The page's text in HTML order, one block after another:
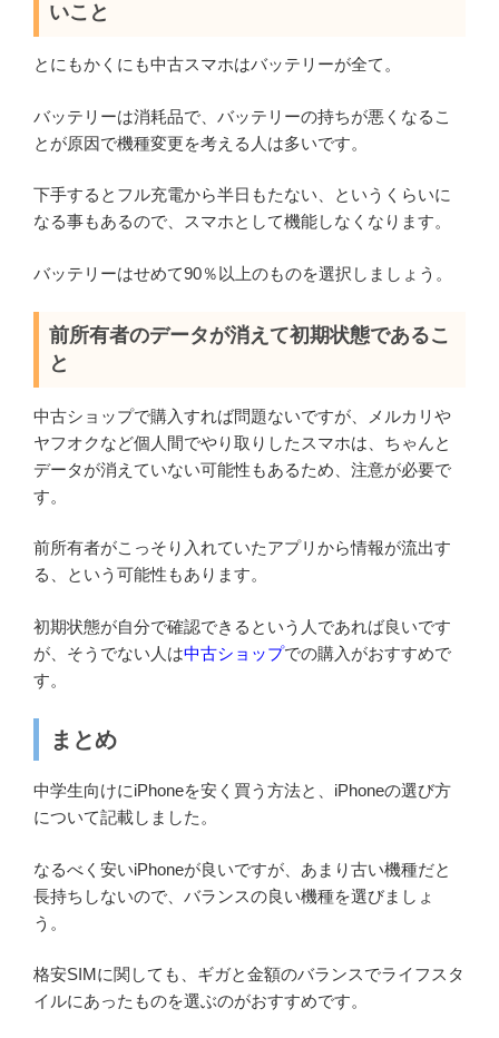
いこと
とにもかくにも中古スマホはバッテリーが全て。
バッテリーは消耗品で、バッテリーの持ちが悪くなるこ
とが原因で機種変更を考える人は多いです。
下手するとフル充電から半日もたない、というくらいに
なる事もあるので、スマホとして機能しなくなります。
バッテリーはせめて90％以上のものを選択しましょう。
前所有者のデータが消えて初期状態であるこ
と
中古ショップで購入すれば問題ないですが、メルカリや
ヤフオクなど個人間でやり取りしたスマホは、ちゃんと
データが消えていない可能性もあるため、注意が必要で
す。
前所有者がこっそり入れていたアプリから情報が流出す
る、という可能性もあります。
初期状態が自分で確認できるという人であれば良いです
が、そうでない人は中古ショップでの購入がおすすめで
す。
まとめ
中学生向けにiPhoneを安く買う方法と、iPhoneの選び方
について記載しました。
なるべく安いiPhoneが良いですが、あまり古い機種だと
長持ちしないので、バランスの良い機種を選びましょ
う。
格安SIMに関しても、ギガと金額のバランスでライフスタ
イルにあったものを選ぶのがおすすめです。